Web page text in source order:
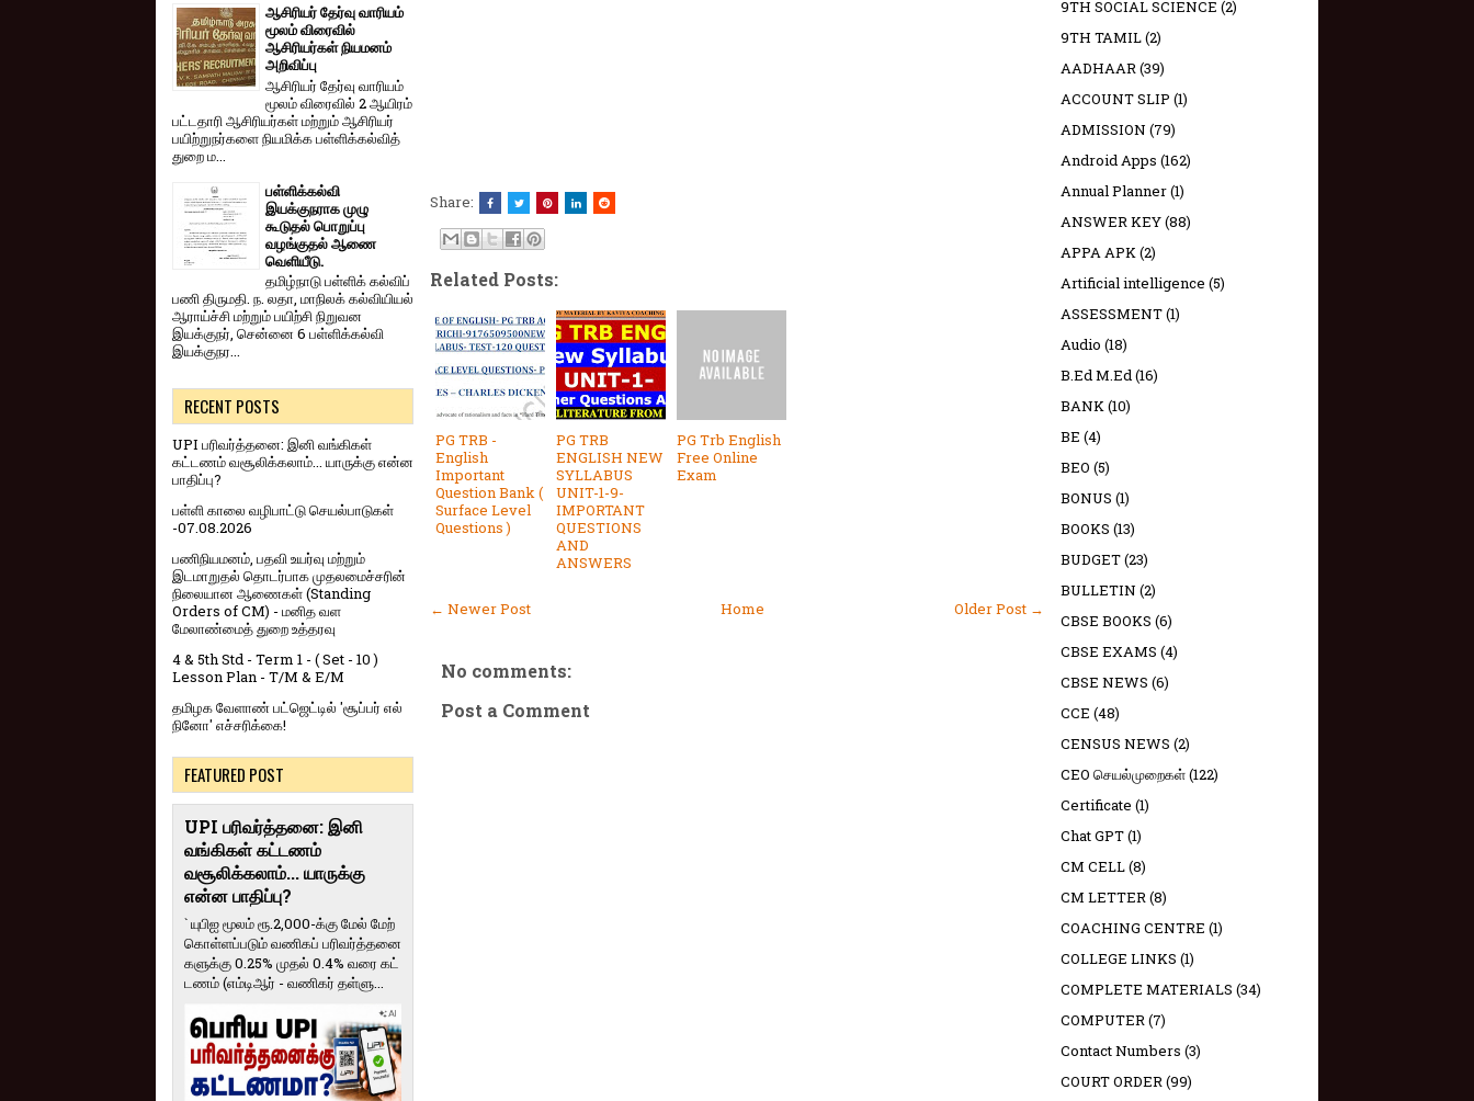
Share:
Related Posts:
PG TRB -
English
Important
Question Bank (
Surface Level
Questions )
PG TRB
ENGLISH NEW
SYLLABUS
UNIT-1-9-
IMPORTANT
QUESTIONS
AND
ANSWERS
PG Trb English
Free Online
Exam
← Newer Post Older Post →
Home
No comments:
Post a Comment
ஆசிரியர் தேர்வு வாரியம்
மூலம் விரைவில்
ஆசிரியர்கள் நியமனம்
அறிவிப்பு
ஆசிரியர் தேர்வு வாரி​யம்
மூலம் விரை​வில் 2 ஆயிரம்
பட்​ட​தாரி ஆசிரியர்​கள் மற்​றும் ஆசிரியர்
பயிற்றுநர்​களை நியமிக்க பள்​ளிக்​கல்​வித்​
துறை ம...
பள்ளிக்கல்வி
இயக்குநராக முழு
கூடுதல் பொறுப்பு
வழங்குதல் ஆணை
வெளியீடு.
தமிழ்நாடு பள்ளிக் கல்விப்
பணி திருமதி. ந. லதா, மாநிலக் கல்வியியல்
ஆராய்ச்சி மற்றும் பயிற்சி நிறுவன
இயக்குநர், சென்னை 6 பள்ளிக்கல்வி
இயக்குநர...
RECENT POSTS
UPI பரிவர்த்தனை: இனி வங்கிகள்
கட்டணம் வசூலிக்கலாம்... யாருக்கு என்ன
பாதிப்பு?
பள்ளி காலை வழிபாட்டு செயல்பாடுகள்
-07.08.2026
பணிநியமனம், பதவி உயர்வு மற்றும்
இடமாறுதல் தொடர்பாக முதலமைச்சரின்
நிலையான ஆணைகள் (Standing
Orders of CM) - மனித வள
மேலாண்மைத் துறை உத்தரவு
4 & 5th Std - Term 1 - ( Set - 10 )
Lesson Plan - T/M & E/M
தமிழக வேளாண் பட்ஜெட்டில் 'சூப்பர் எல்
நினோ' எச்சரிக்கை!
FEATURED POST
UPI பரிவர்த்தனை: இனி
வங்கிகள் கட்டணம்
வசூலிக்கலாம்... யாருக்கு
என்ன பாதிப்பு?
` யுபிஐ மூலம் ரூ.2,000-க்கு மேல் மேற்​
கொள்​ளப்​படும் வணி​கப் பரிவர்த்​தனை​
களுக்கு 0.25% முதல் 0.4% வரை கட்​
ட​ணம் (எம்​டிஆர் - வணி​கர் தள்​ளு...
9TH SOCIAL SCIENCE (2)
9TH TAMIL(2)
AADHAAR(39)
ACCOUNT SLIP (1)
ADMISSION (79)
Android Apps (162)
Annual Planner(1)
ANSWER KEY(88)
APPA APK(2)
Artificial intelligence (5)
ASSESSMENT(1)
Audio (18)
B.Ed M.Ed(16)
BANK(10)
BE (4)
BEO (5)
BONUS (1)
BOOKS (13)
BUDGET(23)
BULLETIN (2)
CBSE BOOKS (6)
CBSE EXAMS (4)
CBSE NEWS (6)
CCE (48)
CENSUS NEWS (2)
CEO செயல்முறைகள்(122)
Certificate (1)
Chat GPT(1)
CM CELL(8)
CM LETTER(8)
COACHING CENTRE (1)
COLLEGE LINKS (1)
COMPLETE MATERIALS (34)
COMPUTER(7)
Contact Numbers (3)
COURT ORDER(99)